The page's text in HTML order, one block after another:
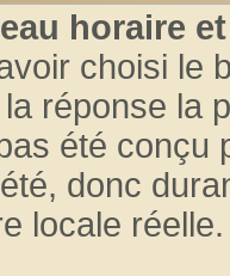
horaire
choisi le
réponse la
été conçu
donc
locale réelle.